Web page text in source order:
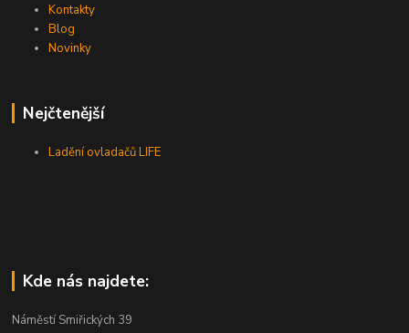
Kontakty
Blog
Novinky
Nejčtenější
Ladění ovladačů LIFE
Kde nás najdete:
Náměstí Smiřických 39